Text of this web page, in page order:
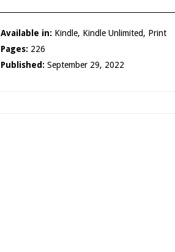
Available in: Kindle, Kindle Unlimited, Print
Pages: 226
Published: September 29, 2022